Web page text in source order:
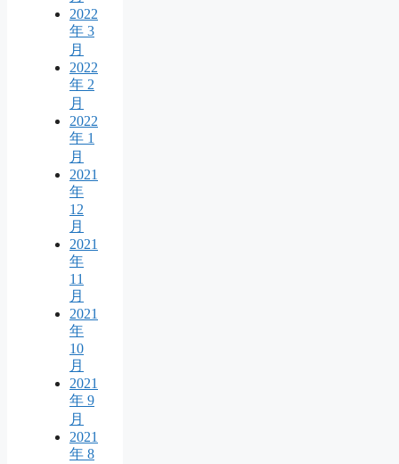
2022
年 3
月
2022
年 2
月
2022
年 1
月
2021
年
12
月
2021
年
11
月
2021
年
10
月
2021
年 9
月
2021
年 8